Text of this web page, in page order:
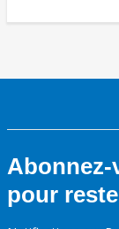
Abonnez-
pour